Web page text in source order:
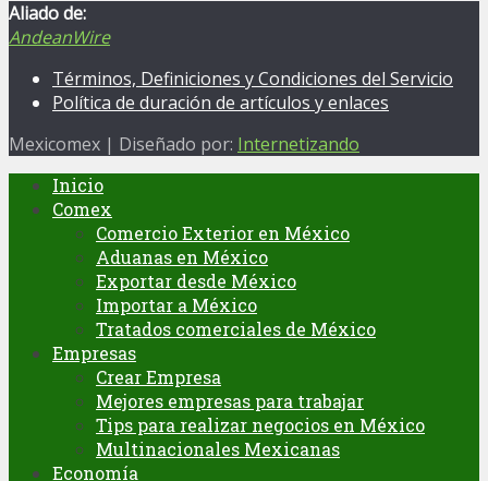
Aliado de:
AndeanWire
Términos, Definiciones y Condiciones del Servicio
Política de duración de artículos y enlaces
Mexicomex | Diseñado por: Internetizando
Inicio
Comex
Comercio Exterior en México
Aduanas en México
Exportar desde México
Importar a México
Tratados comerciales de México
Empresas
Crear Empresa
Mejores empresas para trabajar
Tips para realizar negocios en México
Multinacionales Mexicanas
Economía